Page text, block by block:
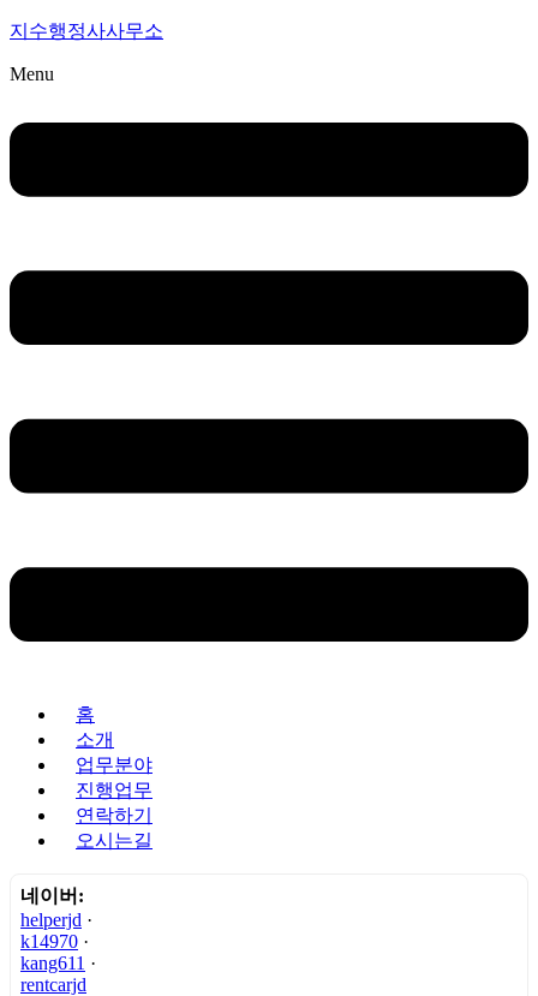
지수행정사사무소
Menu
홈
소개
업무분야
진행업무
연락하기
오시는길
네이버:
helperjd ·
k14970 ·
kang611 ·
rentcarjd